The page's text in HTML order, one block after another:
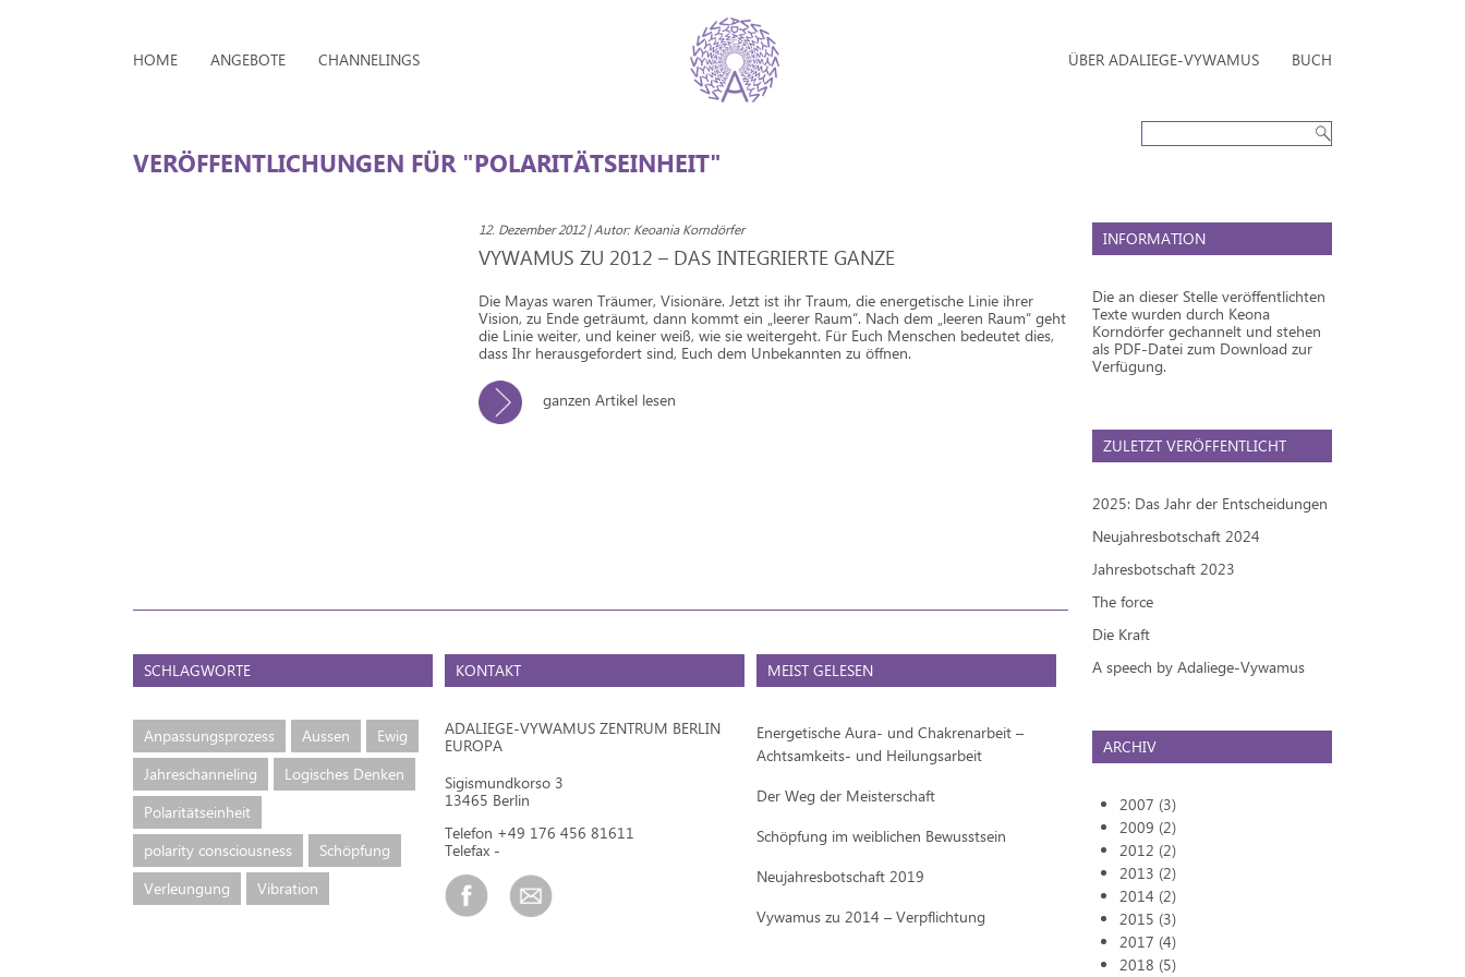
HOME ANGEBOTE CHANNELINGS ÜBER ADALIEGE-VYWAMUS BUCH
VERÖFFENTLICHUNGEN FÜR "POLARITÄTSEINHEIT"
12. Dezember 2012 | Autor: Keoania Korndörfer
VYWAMUS ZU 2012 – DAS INTEGRIERTE GANZE
Die Mayas waren Träumer, Visionäre. Jetzt ist ihr Traum, die energetische Linie ihrer
Vision, zu Ende geträumt, dann kommt ein „leerer Raum“. Nach dem „leeren Raum“ geht
die Linie weiter, und keiner weiß, wie sie weitergeht. Für Euch Menschen bedeutet dies,
dass Ihr herausgefordert sind, Euch dem Unbekannten zu öffnen.
ganzen Artikel lesen
SCHLAGWORTE
Anpassungsprozess Aussen
Ewig
Jahreschanneling
Logisches Denken
Polaritätseinheit
polarity consciousness
Schöpfung
Verleungung
Vibration
KONTAKT
ADALIEGE-VYWAMUS ZENTRUM BERLIN
EUROPA
Sigismundkorso 3
13465 Berlin
Telefon +49 176 456 81611
Telefax -
MEIST GELESEN
Energetische Aura- und Chakrenarbeit –
Achtsamkeits- und Heilungsarbeit
Der Weg der Meisterschaft
Schöpfung im weiblichen Bewusstsein
Neujahresbotschaft 2019
Vywamus zu 2014 – Verpflichtung
INFORMATION
Die an dieser Stelle veröffentlichten
Texte wurden durch Keona
Korndörfer gechannelt und stehen
als PDF-Datei zum Download zur
Verfügung.
ZULETZT VERÖFFENTLICHT
2025: Das Jahr der Entscheidungen
Neujahresbotschaft 2024
Jahresbotschaft 2023
The force
Die Kraft
A speech by Adaliege-Vywamus
ARCHIV
2007 (3)
2009 (2)
2012 (2)
2013 (2)
2014 (2)
2015 (3)
2017 (4)
2018 (5)